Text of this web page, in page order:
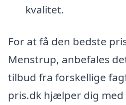
kvalitet.
For at få den bedste
Menstrup, anbefales
tilbud fra forskellige
pris.dk hjælper dig